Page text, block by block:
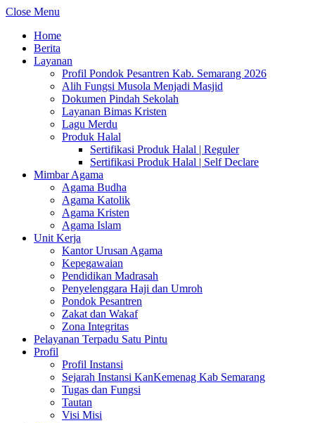
Close Menu
Home
Berita
Layanan
Profil Pondok Pesantren Kab. Semarang 2026
Alih Fungsi Musola Menjadi Masjid
Dokumen Pindah Sekolah
Layanan Bimas Kristen
Lagu Merdu
Produk Halal
Sertifikasi Produk Halal | Reguler
Sertifikasi Produk Halal | Self Declare
Mimbar Agama
Agama Budha
Agama Katolik
Agama Kristen
Agama Islam
Unit Kerja
Kantor Urusan Agama
Kepegawaian
Pendidikan Madrasah
Penyelenggara Haji dan Umroh
Pondok Pesantren
Zakat dan Wakaf
Zona Integritas
Pelayanan Terpadu Satu Pintu
Profil
Profil Instansi
Sejarah Instansi KanKemenag Kab Semarang
Tugas dan Fungsi
Tautan
Visi Misi